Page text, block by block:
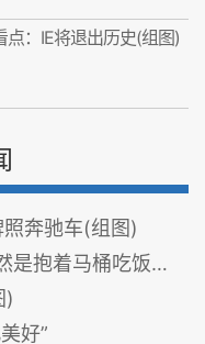
点：IE将退出历史(组图)
照奔驰车(组图)
桶吃饭睡觉…（图）
)
好”